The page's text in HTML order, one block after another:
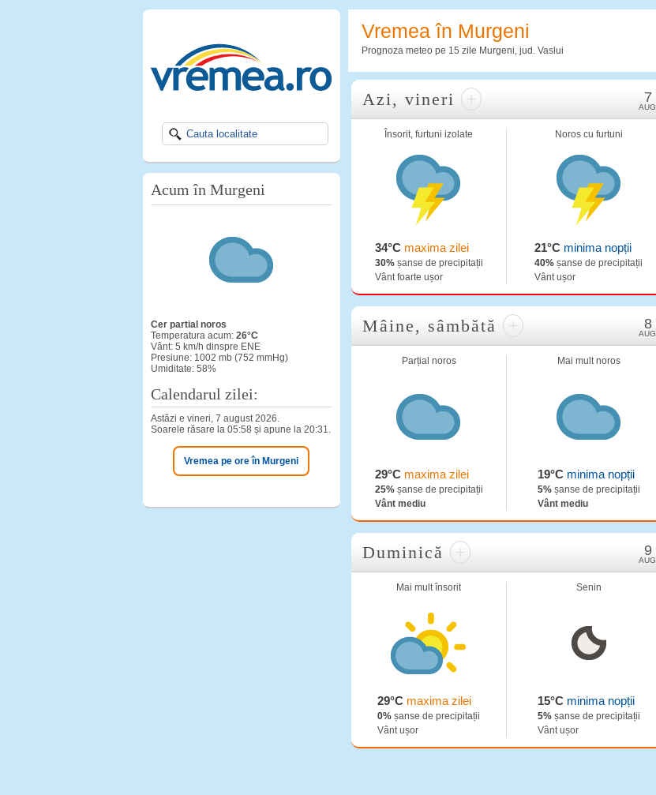
Acum în Murgeni
cer partial noros
Temperatura acum: 26°C
Vânt: 5 km/h dinspre ENE
Presiune: 1002 mb (752 mmHg)
Umiditate: 58%
Calendarul zilei:
Astăzi e vineri, 7 august 2026.
Soarele răsare la 05:58 și apune la 20:31.
Vremea pe ore în Murgeni
Vremea în Murgeni
Prognoza meteo pe 15 zile Murgeni, jud. Vaslui
Azi, vineri + 7
AUG.
Însorit, furtuni izolate
34°Cmaxima zilei
30%șanse de precipitații
Vânt foarte ușor
Noros cu furtuni
21°C minima nopții
40% șanse de precipitații
Vânt ușor
Mâine, sâmbătă + 8
AUG.
Parțial noros
29°Cmaxima zilei
25%șanse de precipitații
Vânt mediu
Mai mult noros
19°Cminima nopții
5%șanse de precipitații
Vânt mediu
Duminică + 9
AUG.
Mai mult însorit
29°C maxima zilei
0% șanse de precipitații
Vânt ușor
Senin
15°Cminima nopții
5%șanse de precipitații
Vânt ușor